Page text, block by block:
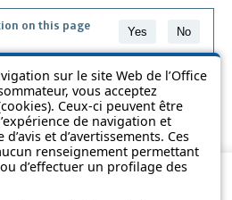
sur le site Web de l’Office
vous acceptez
Ceux-ci peuvent être
de navigation et
et d’avertissements. Ces
renseignement permettant
d’effectuer un profilage des
on this page
Yes No
page is presented in simple terms to
does not replace the texts of the laws